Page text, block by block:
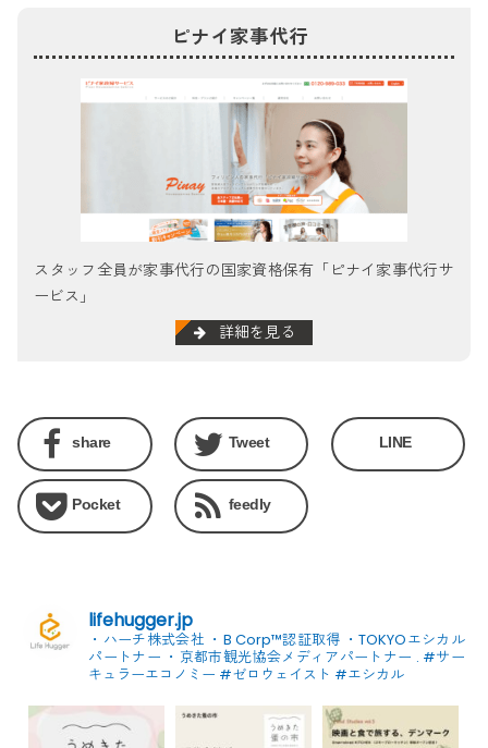
ピナイ家事代行
スタッフ全員が家事代行の国家資格保有「ピナイ家事代行サ
ービス」
詳細を見る
share Tweet LINE
Pocket feedly
lifehugger.jp
・ハーチ株式会社 ・B Corp™認証取得 ・TOKYOエシカル
パートナー ・京都市観光協会メディアパートナー . #サー
キュラーエコノミー #ゼロウェイスト #エシカル